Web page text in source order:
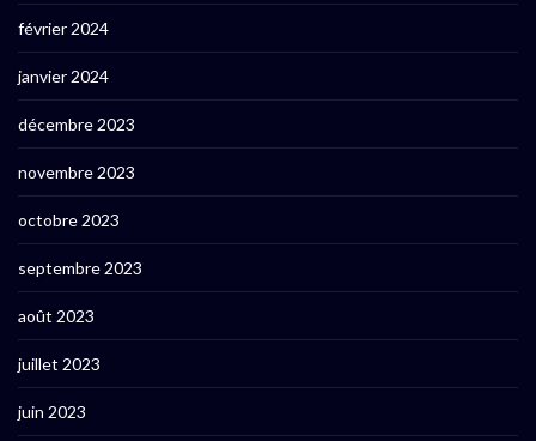
février 2024
janvier 2024
décembre 2023
novembre 2023
octobre 2023
septembre 2023
août 2023
juillet 2023
juin 2023